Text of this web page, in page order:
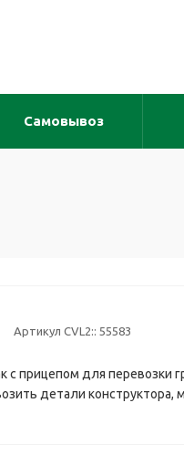
Самовывоз
Артикул CVL2:: 55583
с прицепом для перевозки
детали конструктора,